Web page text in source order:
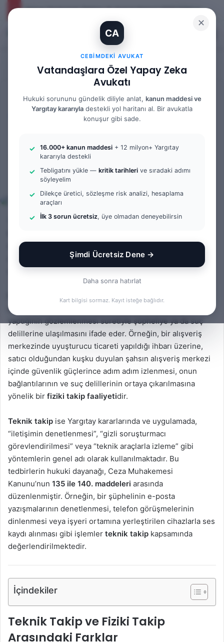
✕
CA
CEBIMDEKI AVUKAT
Vatandaşlara Özel Yapay Zeka
Avukatı
Hukuki sorununu gündelik diliyle anlat, kanun maddesi ve
Yargıtay kararıyla destekli yol haritanı al. Bir avukatla
konuşur gibi sade.
16.000+ kanun maddesi + 12 milyon+ Yargıtay
kararıyla destekli
Tebligatını yükle — kritik tarihleri ve sıradaki adımı
söyleyelim
Dilekçe üretici, sözleşme risk analizi, hesaplama
araçları
İlk 3 sorun ücretsiz, üye olmadan deneyebilirsin
Şimdi Ücretsiz Dene →
Daha sonra hatırlat
Kart bilgisi sormaz. Kayıt isteğe bağlıdır.
Yargıtay Kararı İncelemesi ve Tanık Beyanları: 9. Hukuk Dairesi 2025/7089 K.
Ceza Hukuku
Nedir? 2025
admin Bir
e-
posta
göndermek
0 659
Teknik Takip ve Fiziki Takip kavramları, 5271 sayılı Ceza
değildir. Ancak, Yargıtay içtihatları ve kolluk kuvvetlerinin
uygulamalarıyla birlikte, farklı delil toplama yöntemleri
, kişinin kamuya açık alanlarda sergilediği
davranışlarının, kimlerle görüştüğünün, nerelere gidip ne
yaptığının gözlemlenmesi suretiyle şüpheliye ya da suç
delillerine ulaşılmasını ifade eder. Örneğin, bir alışveriş
merkezinde uyuşturucu ticareti yapıldığı ihbarı üzerine,
satıcı olduğundan kuşku duyulan şahsın alışveriş merkezi
içinde güvenlik güçlerince adım adım izlenmesi, onun
bağlantılarının ve suç delillerinin ortaya çıkarılmasına
yönelik bir fiziki takip faaliyetidir.
Teknik takip ise Yargıtay kararlarında ve uygulamada,
“iletişimin denetlenmesi”, “gizli soruşturmacı
görevlendirilmesi” veya “teknik araçlarla izleme” gibi
yöntemlerin genel adı olarak kullanılmaktadır. Bu
tedbirlerin hukuki dayanağı, Ceza Muhakemesi
Kanunu’nun 135 ile 140. maddeleri arasında
düzenlenmiştir. Örneğin, bir şüphelinin e-posta
yazışmalarının denetlenmesi, telefon görüşmelerinin
dinlenmesi veya işyeri ortamına yerleştirilen cihazlarla ses
kaydı alınması gibi işlemler teknik takip kapsamında
değerlendirilmektedir.
İçindekiler
Teknik Takip ve Fiziki Takip
Arasındaki Farklar